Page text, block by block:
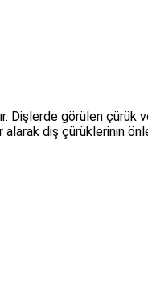
Dişlerde görülen
diş çürüklerinin